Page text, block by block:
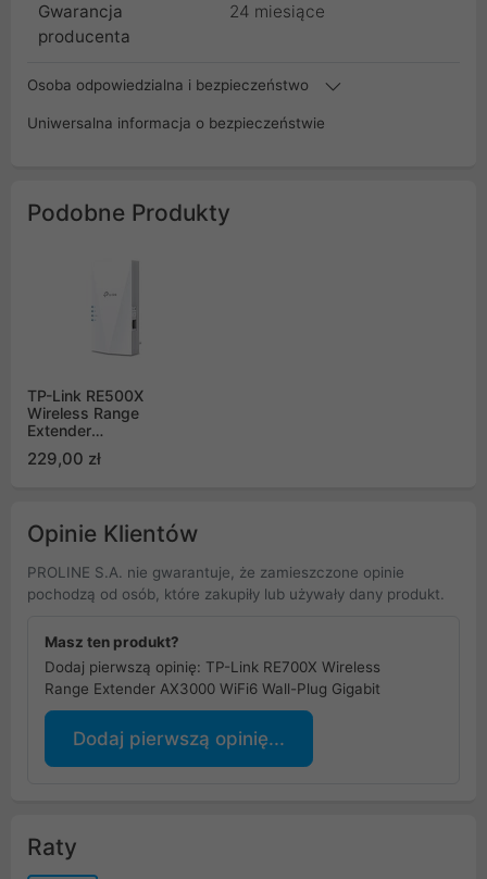
Gwarancja
producenta
24 miesiące
Osoba odpowiedzialna i bezpieczeństwo
Uniwersalna informacja o bezpieczeństwie
Podobne Produkty
TP-Link RE500X
Wireless Range
Extender
802.11b/g/n/ac/ax
AX1500 Wall-Plug
229,00 zł
Opinie Klientów
PROLINE S.A. nie gwarantuje, że zamieszczone opinie
pochodzą od osób, które zakupiły lub używały dany produkt.
Masz ten produkt?
Dodaj pierwszą opinię: TP-Link RE700X Wireless
Range Extender AX3000 WiFi6 Wall-Plug Gigabit
Dodaj pierwszą opinię...
Raty